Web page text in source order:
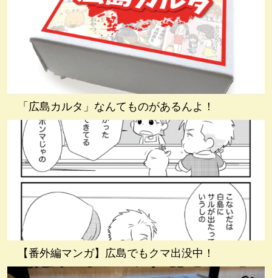
「広島カルタ」なんてものがあるんよ！
【番外編マンガ】広島でもクマ出没中！